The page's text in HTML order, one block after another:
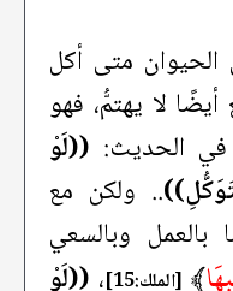
الحيوان متى أكل
لا يهتمُّ، فهو
في الحديث: ((لَوْ
.. ولكن مع
بالعمل وبالسعي
﴾ [الملك:15] ، ((لَوْ